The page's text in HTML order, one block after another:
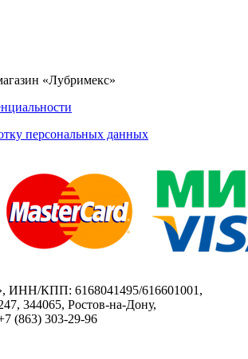
«Лубримекс»
персональных данных
ИНН/КПП: 6168041495/616601001,
344065, Ростов-на-Дону,
(863) 303-29-96